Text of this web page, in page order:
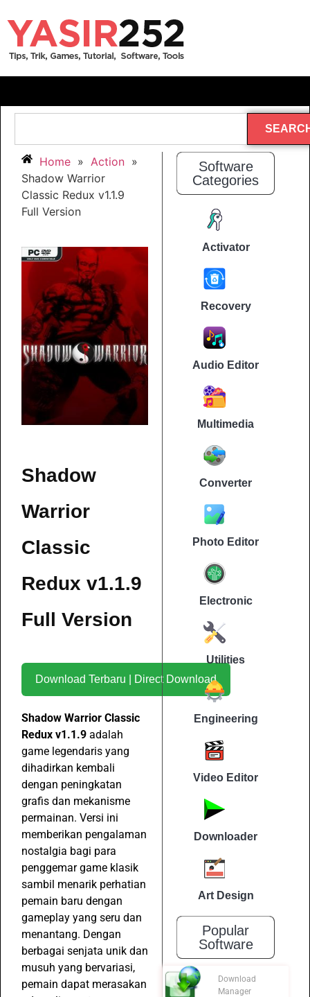
Home » Action »
Shadow Warrior
Classic Redux v1.1.9
Full Version
Shadow
Warrior
Classic
Redux v1.1.9
Full Version
Download Terbaru | Direct Download
Shadow Warrior Classic
Redux v1.1.9 adalah
game legendaris yang
dihadirkan kembali
dengan peningkatan
grafis dan mekanisme
permainan. Versi ini
memberikan pengalaman
nostalgia bagi para
penggemar game klasik
sambil menarik perhatian
pemain baru dengan
gameplay yang seru dan
menantang. Dengan
berbagai senjata unik dan
musuh yang bervariasi,
pemain dapat merasakan
Software
Categories
Activator
Recovery
Audio Editor
Multimedia
Converter
Photo Editor
Electronic
Utilities
Engineering
Video Editor
Downloader
Art Design
Popular
Software
Download
Manager